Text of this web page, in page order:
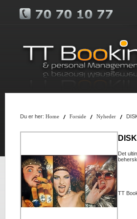
Du er her: Home Forside Nyheder
Det
TT